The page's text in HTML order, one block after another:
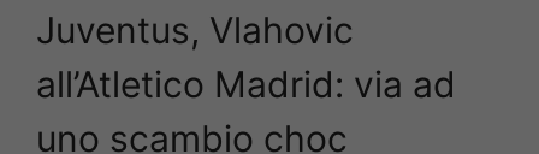
Juventus, Vlahovic
all’Atletico Madrid: via ad
uno scambio choc